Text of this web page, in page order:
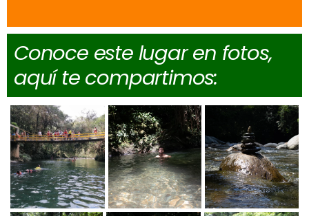
Conoce este lugar en fotos,
aquí te compartimos: